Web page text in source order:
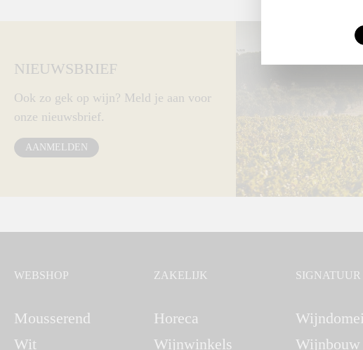
NIEUWSBRIEF
Ook zo gek op wijn? Meld je aan voor
onze nieuwsbrief.
AANMELDEN
WEBSHOP
Mousserend
Wit
ZAKELIJK
Horeca
Wijnwinkels
SIGNATUUR
Wijnbouw